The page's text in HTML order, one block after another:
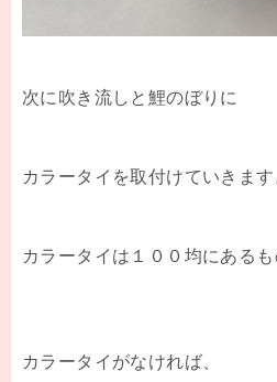
次に吹き流しと鯉のぼりに
カラータイを取付けていきます
カラータイは１００均にあるも
カラータイがなければ、